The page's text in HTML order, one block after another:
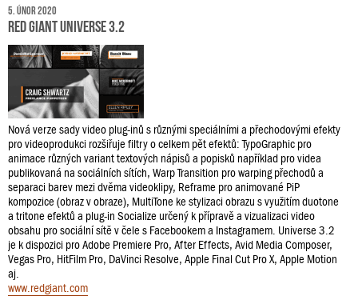
5. únor 2020
Red Giant Universe 3.2
Nová verze sady video plug-inů s různými speciálními a přechodovými efekty
pro videoprodukci rozšiřuje filtry o celkem pět efektů: TypoGraphic pro
animace různých variant textových nápisů a popisků například pro videa
publikovaná na sociálních sítích, Warp Transition pro warping přechodů a
separaci barev mezi dvěma videoklipy, Reframe pro animované PiP
kompozice (obraz v obraze), MultiTone ke stylizaci obrazu s využitím duotone
a tritone efektů a plug-in Socialize určený k přípravě a vizualizaci video
obsahu pro sociální sítě v čele s Facebookem a Instagramem. Universe 3.2
je k dispozici pro Adobe Premiere Pro, After Effects, Avid Media Composer,
Vegas Pro, HitFilm Pro, DaVinci Resolve, Apple Final Cut Pro X, Apple Motion
aj.
www.redgiant.com